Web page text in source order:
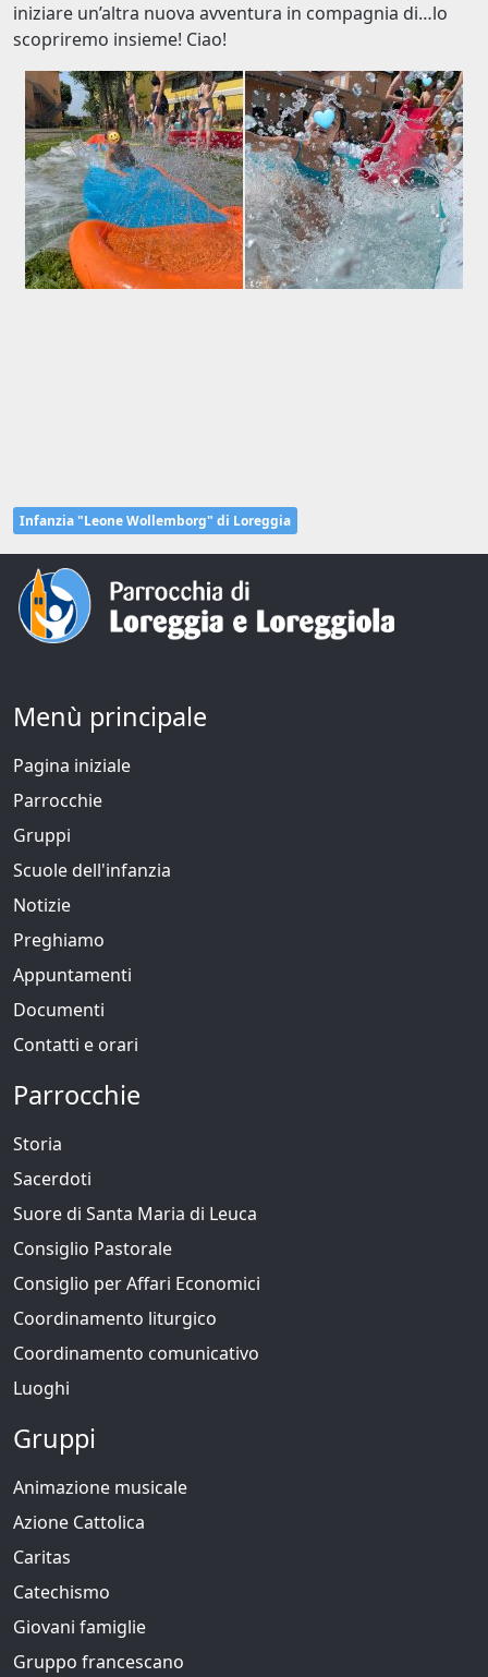
iniziare un’altra nuova avventura in compagnia di…lo
scopriremo insieme! Ciao!
Infanzia "Leone Wollemborg" di Loreggia
Menù principale
Pagina iniziale
Parrocchie
Gruppi
Scuole dell'infanzia
Notizie
Preghiamo
Appuntamenti
Documenti
Contatti e orari
Parrocchie
Storia
Sacerdoti
Suore di Santa Maria di Leuca
Consiglio Pastorale
Consiglio per Affari Economici
Coordinamento liturgico
Coordinamento comunicativo
Luoghi
Gruppi
Animazione musicale
Azione Cattolica
Caritas
Catechismo
Giovani famiglie
Gruppo francescano